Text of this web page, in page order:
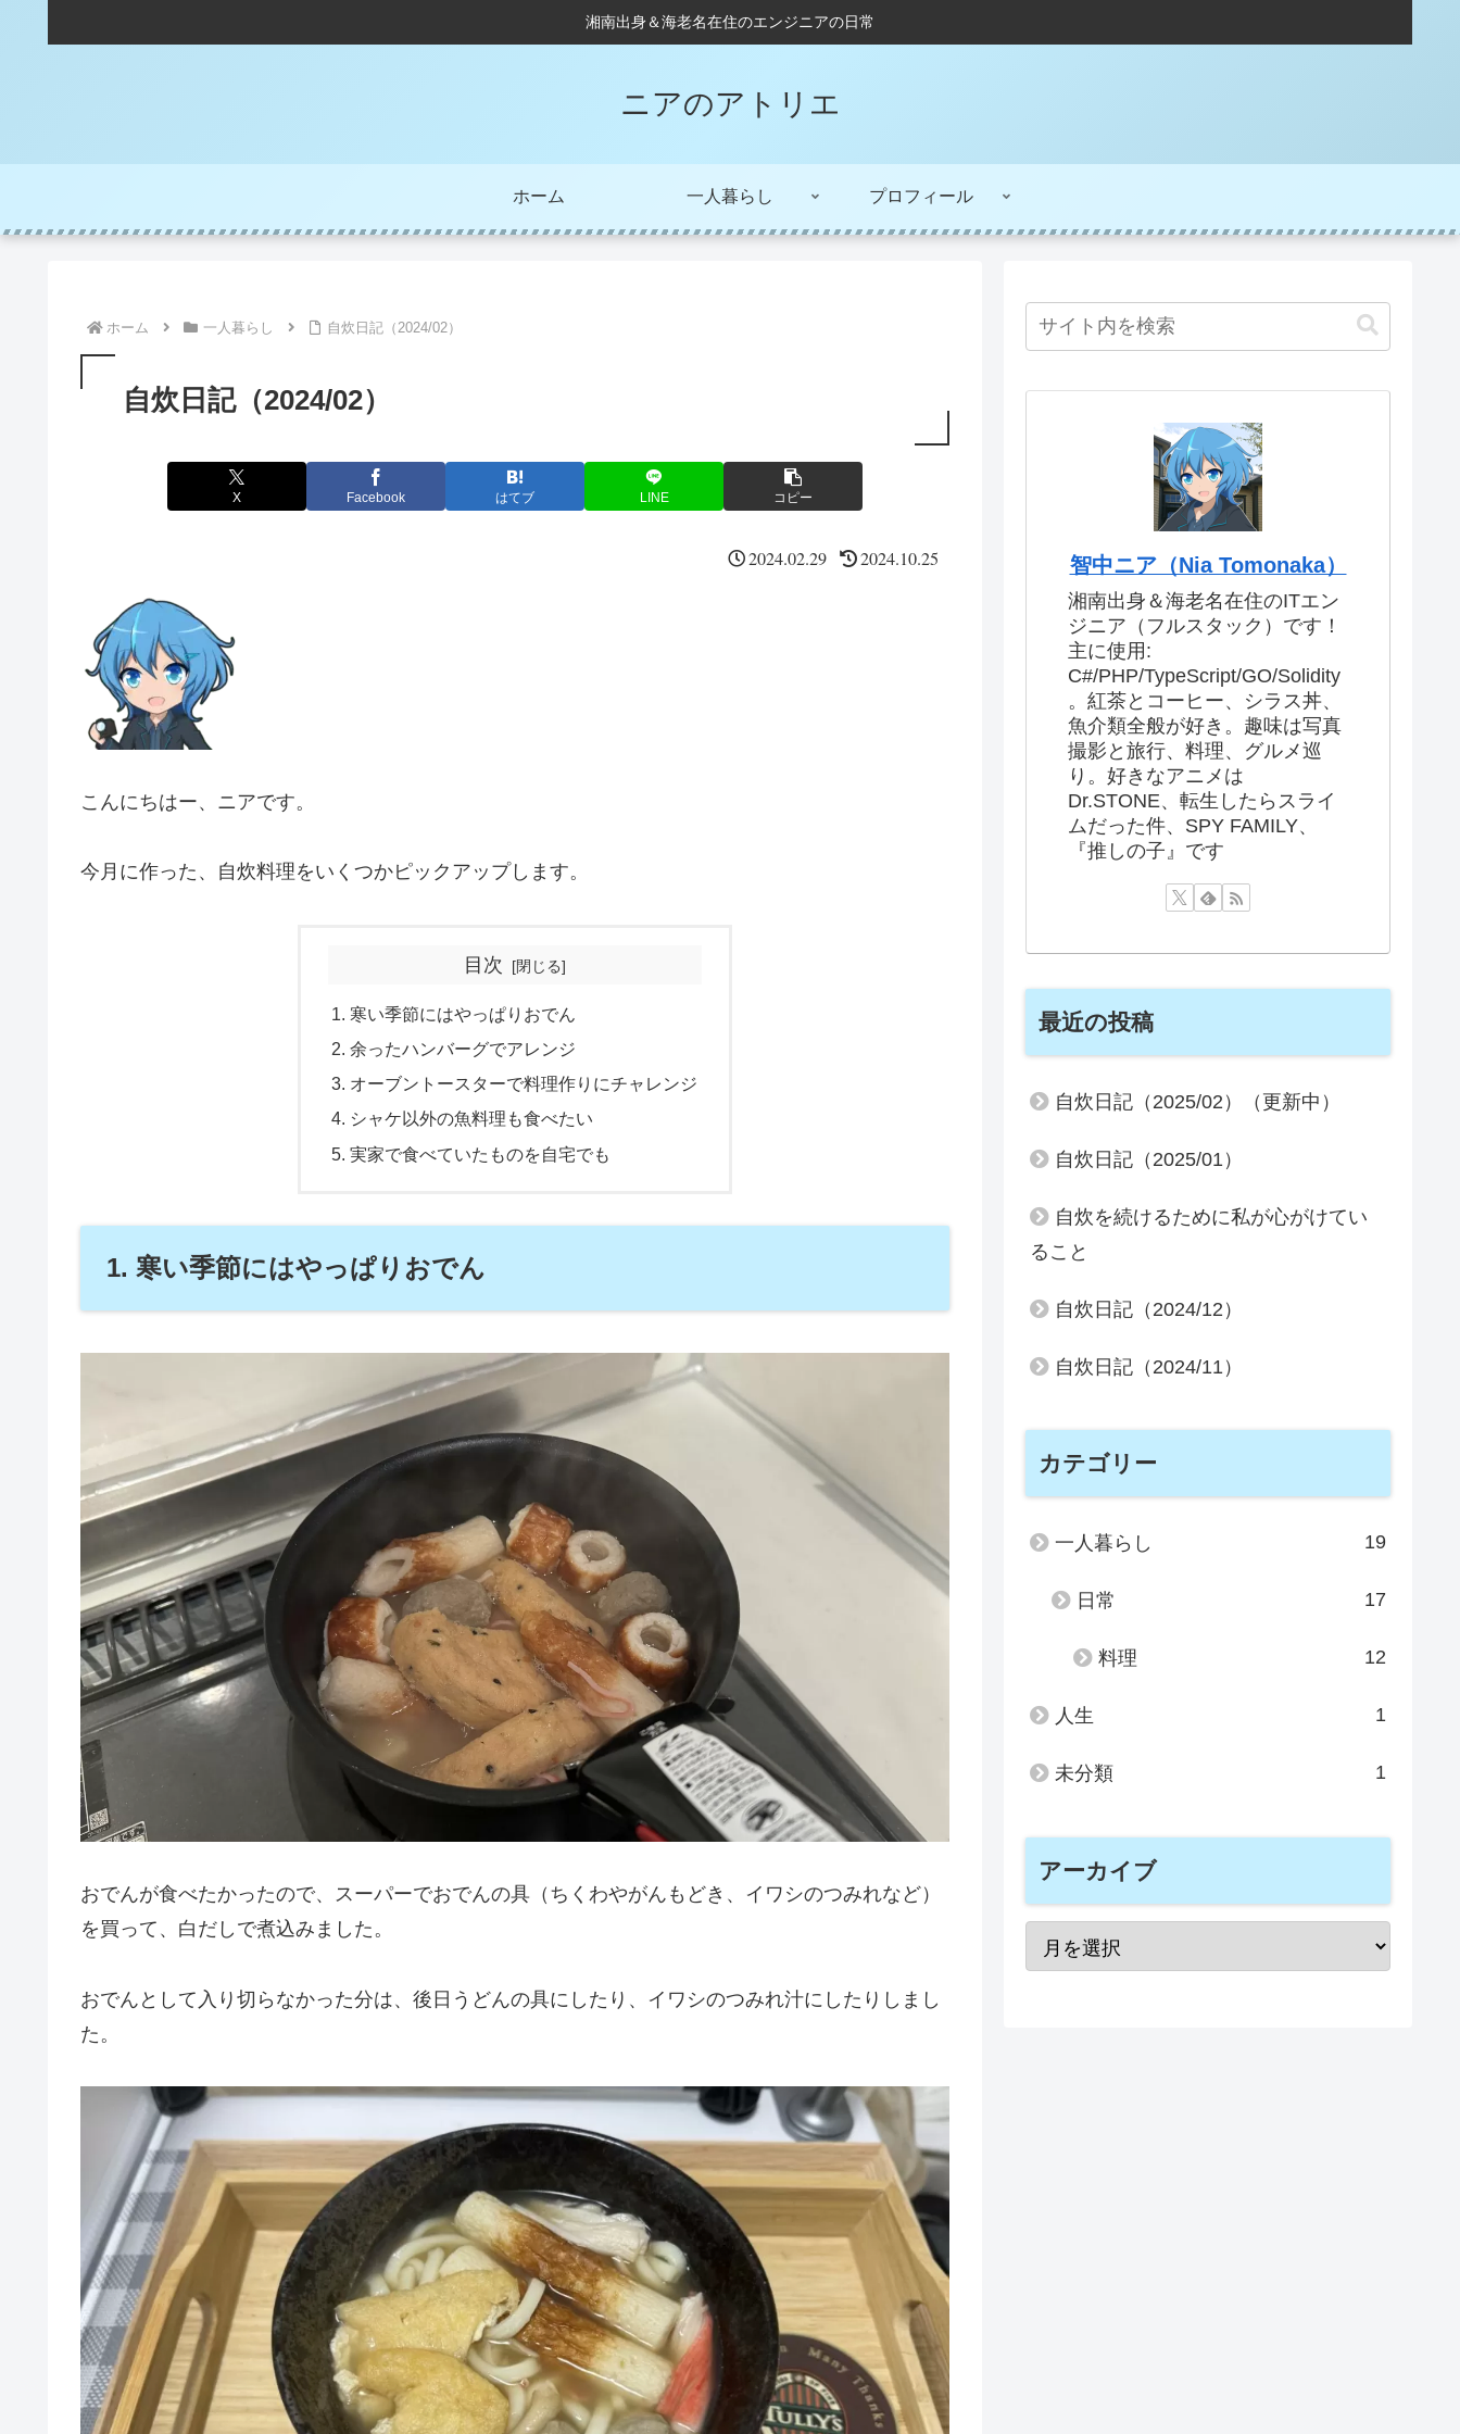
湘南出身＆海老名在住のエンジニアの日常
ニアのアトリエ
ホーム 一人暮らし プロフィール
ホーム 一人暮らし 自炊日記（2024/02）
自炊日記（2024/02）
X Facebook はてブ LINE コピー
2024.02.29 2024.10.25
こんにちはー、ニアです。
今月に作った、自炊料理をいくつかピックアップします。
目次
1. 寒い季節にはやっぱりおでん
2. 余ったハンバーグでアレンジ
3. オーブントースターで料理作りにチャレンジ
4. シャケ以外の魚料理も食べたい
5. 実家で食べていたものを自宅でも
1. 寒い季節にはやっぱりおでん
おでんが食べたかったので、スーパーでおでんの具（ちくわやがんもどき、イワシのつみれなど）
を買って、白だしで煮込みました。
おでんとして入り切らなかった分は、後日うどんの具にしたり、イワシのつみれ汁にしたりしまし
た。
智中ニア（Nia Tomonaka）
湘南出身＆海老名在住のITエン
ジニア（フルスタック）です！
主に使用:
C#/PHP/TypeScript/GO/Solidity
。紅茶とコーヒー、シラス丼、
魚介類全般が好き。趣味は写真
撮影と旅行、料理、グルメ巡
り。好きなアニメは
Dr.STONE、転生したらスライ
ムだった件、SPY FAMILY、
『推しの子』です
最近の投稿
自炊日記（2025/02）（更新中）
自炊日記（2025/01）
自炊を続けるために私が心がけてい
ること
自炊日記（2024/12）
自炊日記（2024/11）
カテゴリー
一人暮らし 19
日常 17
料理 12
人生 1
未分類 1
アーカイブ